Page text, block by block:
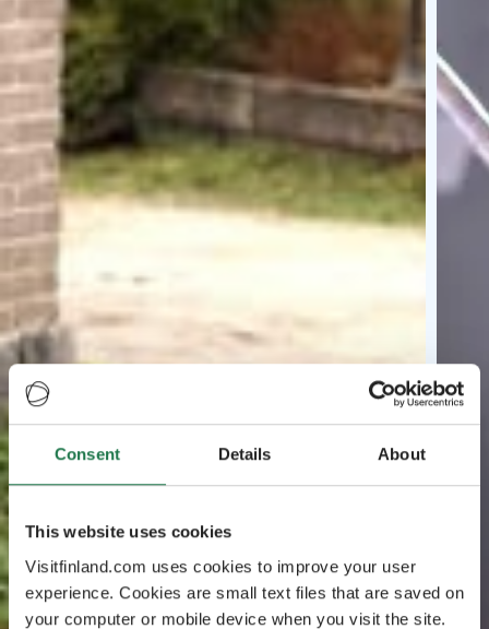
Consent Details About
This website uses cookies
Visitfinland.com uses cookies to improve your user
experience. Cookies are small text files that are saved on
your computer or mobile device when you visit the site.